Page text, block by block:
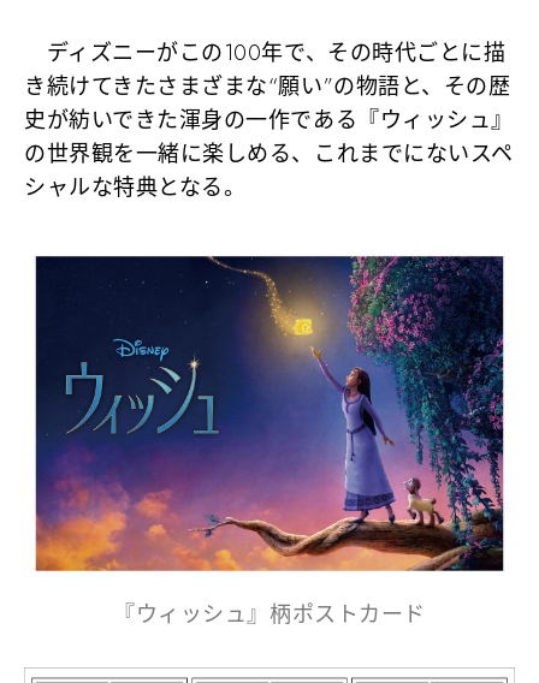
ディズニーがこの100年で、その時代ごとに描
き続けてきたさまざまな“願い”の物語と、その歴
史が紡いできた渾身の一作である『ウィッシュ』
の世界観を一緒に楽しめる、これまでにないスペ
シャルな特典となる。
『ウィッシュ』柄ポストカード